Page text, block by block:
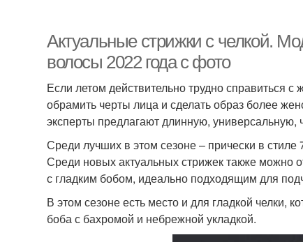
Актуальные стрижки с челкой.
волосы 2022 года с фото
Если летом действительно трудно справиться
обрамить черты лица и сделать образ более
эксперты предлагают длинную, универсальную,
Среди лучших в этом сезоне – прически в стиле
Среди новых актуальных стрижек также можно
с гладким бобом, идеально подходящим для
В этом сезоне есть место и для гладкой челки,
боба с бахромой и небрежной укладкой.